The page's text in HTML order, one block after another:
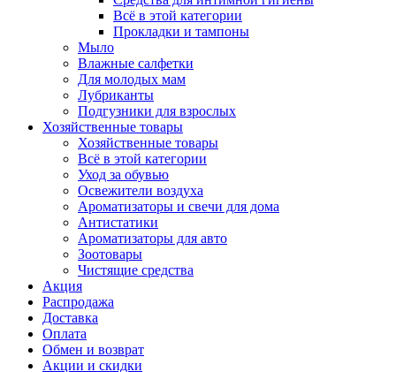
Всё в этой категории
Прокладки и тампоны
Мыло
Влажные салфетки
Для молодых мам
Лубриканты
Подгузники для взрослых
Хозяйственные товары
Хозяйственные товары
Всё в этой категории
Уход за обувью
Освежители воздуха
Ароматизаторы и свечи для дома
Антистатики
Ароматизаторы для авто
Зоотовары
Чистящие средства
Акция
Распродажа
Доставка
Оплата
Обмен и возврат
Акции и скидки